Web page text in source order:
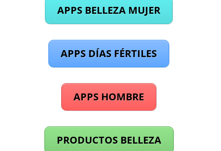
APPS BELLEZA MUJER
APPS DÍAS FÉRTILES
APPS HOMBRE
PRODUCTOS BELLEZA